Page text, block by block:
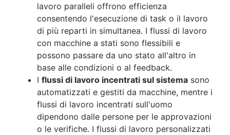
lavoro paralleli offrono efficienza
consentendo l'esecuzione di task o il lavoro
di più reparti in simultanea. I flussi di lavoro
con macchine a stati sono flessibili e
possono passare da uno stato all'altro in
base alle condizioni o al feedback.
I flussi di lavoro incentrati sul sistema sono
automatizzati e gestiti da macchine, mentre i
flussi di lavoro incentrati sull'uomo
dipendono dalle persone per le approvazioni
o le verifiche. I flussi di lavoro personalizzati